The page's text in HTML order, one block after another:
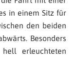
in einem Sitz für
den beiden
Besonders
erleuchteten